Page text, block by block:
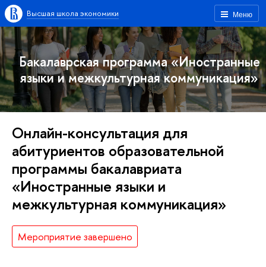
Меню
Высшая школа экономики
Бакалаврская программа «Иностранные
языки и межкультурная коммуникация»
Онлайн-консультация для
абитуриентов образовательной
программы бакалавриата
«Иностранные языки и
межкультурная коммуникация»
Мероприятие завершено